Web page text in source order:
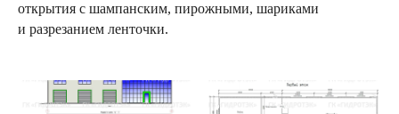
открытия с шампанским, пирожными, шариками
и разрезанием ленточки.